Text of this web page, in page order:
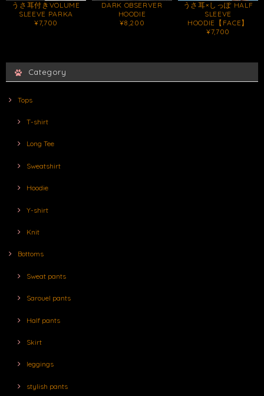
うさ耳付きVOLUME
SLEEVE PARKA
¥7,700
DARK OBSERVER
HOODIE
¥8,200
うさ耳×しっぽ HALF
SLEEVE
HOODIE【FACE】
¥7,700
Category
Tops
T-shirt
Long Tee
Sweatshirt
Hoodie
Y-shirt
Knit
Bottoms
Sweat pants
Sarouel pants
Half pants
Skirt
leggings
stylish pants